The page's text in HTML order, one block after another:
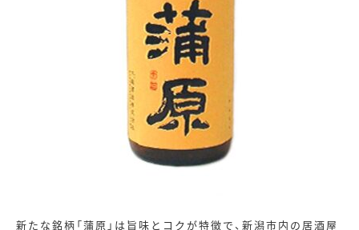
新たな銘柄「蒲原」は旨味とコクが特徴で、新潟市内の居酒屋